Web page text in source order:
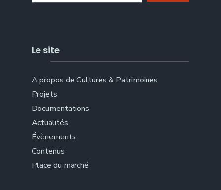
Le site
A propos de Cultures & Patrimoines
Projets
Documentations
Actualités
Évènements
Contenus
Place du marché